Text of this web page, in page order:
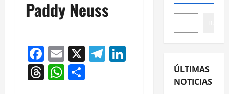
Paddy Neuss
Facebook
Email
X Telegram
Threads
WhatsApp
ÚLTIMAS
NOTICIAS